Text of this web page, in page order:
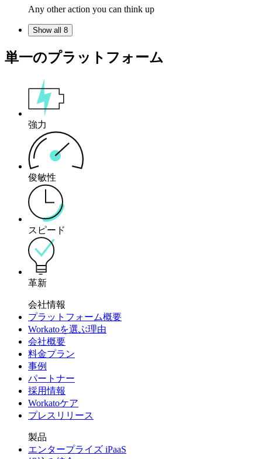
Any other action you can think up
Show all 8
単一のプラットフォーム
強力
俊敏性
スピード
革新
会社情報
プラットフォーム概要
Workatoを選ぶ理由
会社概要
料金プラン
事例
パートナー
採用情報
Workatoケア
プレスリリース
製品
エンタープライズ iPaaS